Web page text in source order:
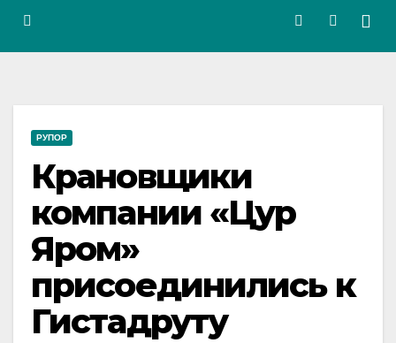
РУПОР
Крановщики
компании «Цур
Яром»
присоединились к
Гистадруту